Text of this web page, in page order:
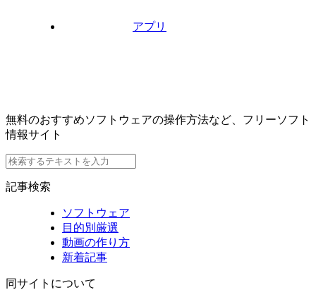
アプリ
無料のおすすめソフトウェアの操作方法など、フリーソフト
情報サイト
記事検索
ソフトウェア
目的別厳選
動画の作り方
新着記事
同サイトについて